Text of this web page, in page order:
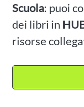
Scuola: puoi
dei libri in
risorse